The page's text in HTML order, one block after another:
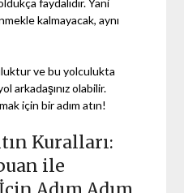
kalmayacak, aynı
ve bu yolculukta
arkadaşınız olabilir.
için bir adım atın!
Kuralları:
ile